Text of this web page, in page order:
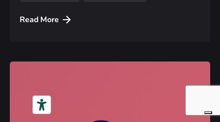
Read More